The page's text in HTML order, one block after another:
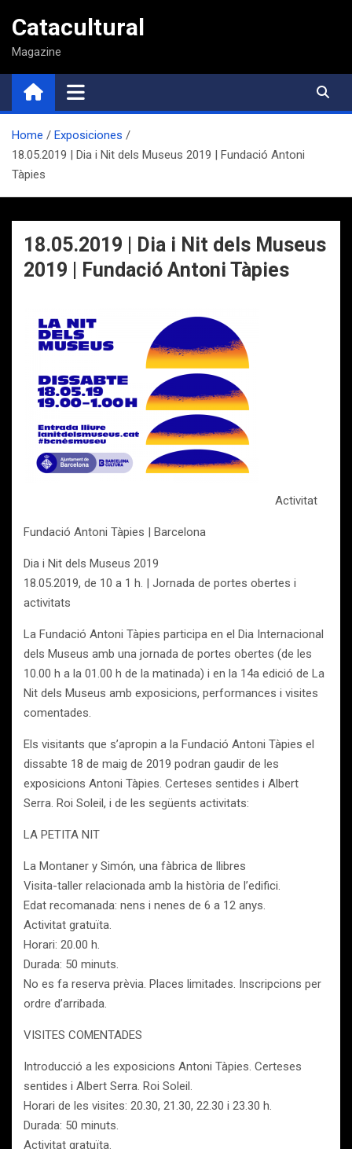
contenido
Catacultural
Magazine
Home
Exposiciones
18.05.2019 | Dia i Nit dels Museus 2019 | Fundació Antoni
Tàpies
18.05.2019 | Dia i Nit dels Museus
2019 | Fundació Antoni Tàpies
Activitat
Fundació Antoni Tàpies | Barcelona
Dia i Nit dels Museus 2019
18.05.2019, de 10 a 1 h. | Jornada de portes obertes i
activitats
La Fundació Antoni Tàpies participa en el Dia Internacional
dels Museus amb una jornada de portes obertes (de les
10.00 h a la 01.00 h de la matinada) i en la 14a edició de La
Nit dels Museus amb exposicions, performances i visites
comentades.
Els visitants que s’apropin a la Fundació Antoni Tàpies el
dissabte 18 de maig de 2019 podran gaudir de les
exposicions Antoni Tàpies. Certeses sentides i Albert
Serra. Roi Soleil, i de les següents activitats:
LA PETITA NIT
La Montaner y Simón, una fàbrica de llibres
Visita-taller relacionada amb la història de l’edifici.
Edat recomanada: nens i nenes de 6 a 12 anys.
Activitat gratuïta.
Horari: 20.00 h.
Durada: 50 minuts.
No es fa reserva prèvia. Places limitades. Inscripcions per
ordre d’arribada.
VISITES COMENTADES
Introducció a les exposicions Antoni Tàpies. Certeses
sentides i Albert Serra. Roi Soleil.
Horari de les visites: 20.30, 21.30, 22.30 i 23.30 h.
Durada: 50 minuts.
Activitat gratuïta.